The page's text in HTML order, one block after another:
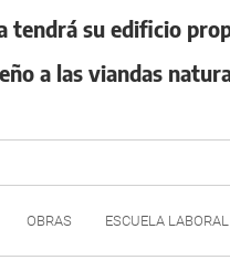
tendrá su edificio
a las viandas
OBRAS ESCUELA LABORAL